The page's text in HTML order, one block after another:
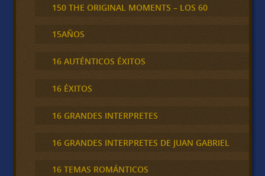
150 THE ORIGINAL MOMENTS – LOS 60
15AÑOS
16 AUTÉNTICOS ÉXITOS
16 ÉXITOS
16 GRANDES INTERPRETES
16 GRANDES INTERPRETES DE JUAN GABRIEL
16 TEMAS ROMÁNTICOS